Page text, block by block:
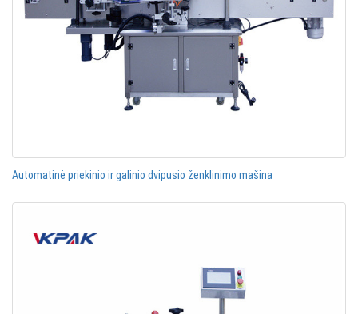
Automatinė priekinio ir galinio dvipusio ženklinimo mašina